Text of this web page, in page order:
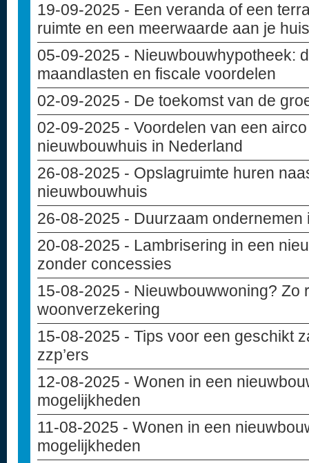
19-09-2025 - Een veranda of een
ruimte en een meerwaarde aan je huis
05-09-2025 - Nieuwbouwhypotheek:
maandlasten en fiscale voordelen
02-09-2025 - De toekomst van de
02-09-2025 - Voordelen van een
nieuwbouwhuis in Nederland
26-08-2025 - Opslagruimte huren
nieuwbouwhuis
26-08-2025 - Duurzaam
20-08-2025 - Lambrisering in een
zonder concessies
15-08-2025 - Nieuwbouwwoning? Zo
woonverzekering
15-08-2025 - Tips voor een geschikt
zzp’ers
12-08-2025 - Wonen in een
mogelijkheden
11-08-2025 - Wonen in een
mogelijkheden